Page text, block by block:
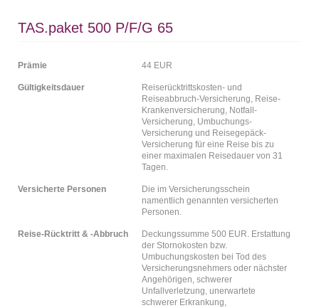
TAS.paket 500 P/F/G 65
Prämie 44 EUR
Gültigkeitsdauer
Reiserücktrittskosten- und
Reiseabbruch-Versicherung, Reise-
Krankenversicherung, Notfall-
Versicherung, Umbuchungs-
Versicherung und Reisegepäck-
Versicherung für eine Reise bis zu
einer maximalen Reisedauer von 31
Tagen.
Versicherte Personen
Die im Versicherungsschein
namentlich genannten versicherten
Personen.
Reise-Rücktritt & -Abbruch
Deckungssumme 500 EUR. Erstattung
der Stornokosten bzw.
Umbuchungskosten bei Tod des
Versicherungsnehmers oder nächster
Angehörigen, schwerer
Unfallverletzung, unerwartete
schwerer Erkrankung,